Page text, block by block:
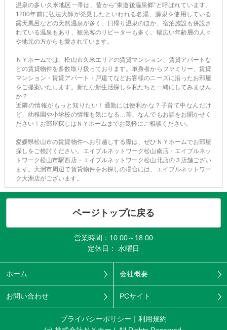
温泉の多い久米地区一帯は、昔から“東道後温泉郷”と呼ばれています。
1200年前に弘法大師が発見したといわれる名湯、源泉を使用している
露天風呂などの天然温泉が多く、日帰り温泉のほか、宿泊施設も併設さ
れている温泉もあり、観光客のリピーターも多く、幅広い年齢層の人々
や地元の方からも愛されています。
ＮＹホームでは、松山市久米エリアの賃貸マンション、賃貸アパートな
どの賃貸物件を多数取り扱っております。単身者からファミリー、賃貸
マンション・賃貸アパート・戸建てなどお客様のニーズに沿ったお部屋
をご提案いたします。新たな新生活探しを私たちと一緒にしてみません
か？
近隣の情報がもっと知りたい！通勤には便利かな？子育て中なんだけ
ど、幼稚園や小学校の情報も気になる…等、なんでもお話をお聞かせく
ださい！お部屋探しはＮＹホームまでお気軽にご相談ください。
愛媛県松山市の賃貸物件へお引越しする際は、ぜひＮＹホームでお部屋
探しをご検討ください。エイブルネットワーク松山南店・エイブルネッ
トワーク松山市駅西店・エイブルネットワーク松山北店の３店舗ござい
ます。大洲市周辺で賃貸物件をお探しの場合には、エイブルネットワー
ク大洲店がございます。
ページトップに戻る
営業時間：10:00～18:00
定休日： 水曜日
ホーム 会社概要
お問い合わせ PCサイト
プライバシーポリシー
利用規約